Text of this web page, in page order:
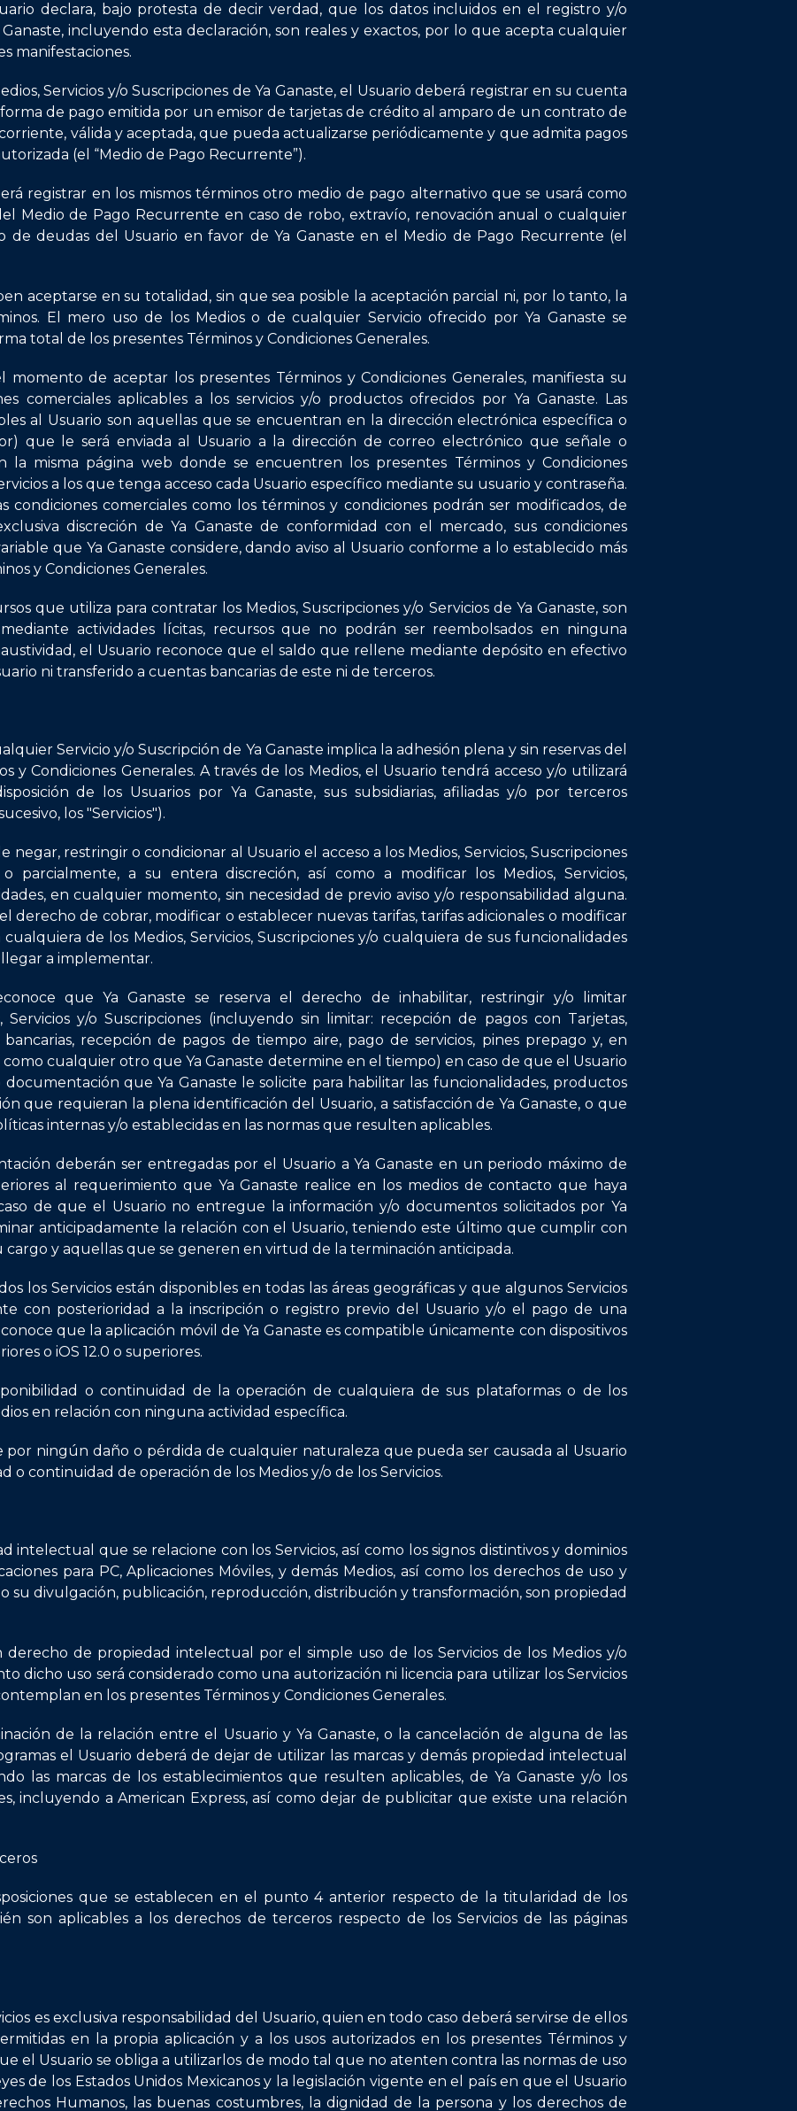
declara, bajo protesta de decir verdad, que los datos incluidos en el registro y/o
incluyendo esta declaración, son reales y exactos, por lo que acepta cualquier
manifestaciones.
Servicios y/o Suscripciones de Ya Ganaste, el Usuario deberá registrar en su cuenta
de pago emitida por un emisor de tarjetas de crédito al amparo de un contrato de
válida y aceptada, que pueda actualizarse periódicamente y que admita pagos
(el “Medio de Pago Recurrente”).
registrar en los mismos términos otro medio de pago alternativo que se usará como
Medio de Pago Recurrente en caso de robo, extravío, renovación anual o cualquier
de deudas del Usuario en favor de Ya Ganaste en el Medio de Pago Recurrente (el
aceptarse en su totalidad, sin que sea posible la aceptación parcial ni, por lo tanto, la
El mero uso de los Medios o de cualquier Servicio ofrecido por Ya Ganaste se
total de los presentes Términos y Condiciones Generales.
de aceptar los presentes Términos y Condiciones Generales, manifiesta su
comerciales aplicables a los servicios y/o productos ofrecidos por Ya Ganaste. Las
al Usuario son aquellas que se encuentran en la dirección electrónica específica o
que le será enviada al Usuario a la dirección de correo electrónico que señale o
misma página web donde se encuentren los presentes Términos y Condiciones
a los que tenga acceso cada Usuario específico mediante su usuario y contraseña.
condiciones comerciales como los términos y condiciones podrán ser modificados, de
discreción de Ya Ganaste de conformidad con el mercado, sus condiciones
que Ya Ganaste considere, dando aviso al Usuario conforme a lo establecido más
y Condiciones Generales.
que utiliza para contratar los Medios, Suscripciones y/o Servicios de Ya Ganaste, son
actividades lícitas, recursos que no podrán ser reembolsados en ninguna
el Usuario reconoce que el saldo que rellene mediante depósito en efectivo
ni transferido a cuentas bancarias de este ni de terceros.
Servicio y/o Suscripción de Ya Ganaste implica la adhesión plena y sin reservas del
y Condiciones Generales. A través de los Medios, el Usuario tendrá acceso y/o utilizará
de los Usuarios por Ya Ganaste, sus subsidiarias, afiliadas y/o por terceros
los "Servicios").
negar, restringir o condicionar al Usuario el acceso a los Medios, Servicios, Suscripciones
parcialmente, a su entera discreción, así como a modificar los Medios, Servicios,
en cualquier momento, sin necesidad de previo aviso y/o responsabilidad alguna.
el derecho de cobrar, modificar o establecer nuevas tarifas, tarifas adicionales o modificar
de los Medios, Servicios, Suscripciones y/o cualquiera de sus funcionalidades
a implementar.
que Ya Ganaste se reserva el derecho de inhabilitar, restringir y/o limitar
Servicios y/o Suscripciones (incluyendo sin limitar: recepción de pagos con Tarjetas,
recepción de pagos de tiempo aire, pago de servicios, pines prepago y, en
cualquier otro que Ya Ganaste determine en el tiempo) en caso de que el Usuario
que Ya Ganaste le solicite para habilitar las funcionalidades, productos
que requieran la plena identificación del Usuario, a satisfacción de Ya Ganaste, o que
internas y/o establecidas en las normas que resulten aplicables.
deberán ser entregadas por el Usuario a Ya Ganaste en un periodo máximo de
al requerimiento que Ya Ganaste realice en los medios de contacto que haya
de que el Usuario no entregue la información y/o documentos solicitados por Ya
anticipadamente la relación con el Usuario, teniendo este último que cumplir con
cargo y aquellas que se generen en virtud de la terminación anticipada.
los Servicios están disponibles en todas las áreas geográficas y que algunos Servicios
con posterioridad a la inscripción o registro previo del Usuario y/o el pago de una
que la aplicación móvil de Ya Ganaste es compatible únicamente con dispositivos
o iOS 12.0 o superiores.
o continuidad de la operación de cualquiera de sus plataformas o de los
en relación con ninguna actividad específica.
por ningún daño o pérdida de cualquier naturaleza que pueda ser causada al Usuario
o continuidad de operación de los Medios y/o de los Servicios.
intelectual que se relacione con los Servicios, así como los signos distintivos y dominios
para PC, Aplicaciones Móviles, y demás Medios, así como los derechos de uso y
su divulgación, publicación, reproducción, distribución y transformación, son propiedad
de propiedad intelectual por el simple uso de los Servicios de los Medios y/o
dicho uso será considerado como una autorización ni licencia para utilizar los Servicios
en los presentes Términos y Condiciones Generales.
de la relación entre el Usuario y Ya Ganaste, o la cancelación de alguna de las
el Usuario deberá de dejar de utilizar las marcas y demás propiedad intelectual
las marcas de los establecimientos que resulten aplicables, de Ya Ganaste y/o los
incluyendo a American Express, así como dejar de publicitar que existe una relación
que se establecen en el punto 4 anterior respecto de la titularidad de los
son aplicables a los derechos de terceros respecto de los Servicios de las páginas
es exclusiva responsabilidad del Usuario, quien en todo caso deberá servirse de ellos
en la propia aplicación y a los usos autorizados en los presentes Términos y
el Usuario se obliga a utilizarlos de modo tal que no atenten contra las normas de uso
de los Estados Unidos Mexicanos y la legislación vigente en el país en que el Usuario
Humanos, las buenas costumbres, la dignidad de la persona y los derechos de